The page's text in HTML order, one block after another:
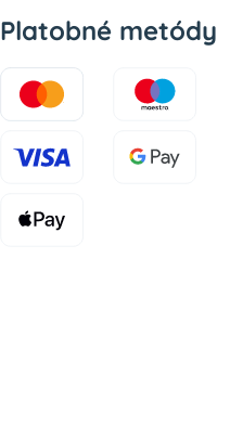
Platobné metódy